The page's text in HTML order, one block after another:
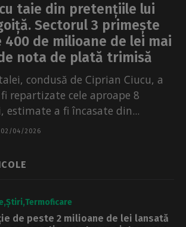
taie din pretențiile lui
Sectorul 3 primește
400 de milioane de lei mai
nota de plată trimisă
condusă de Ciprian Ciucu, a
repartizate cele aproape 8
estimate a fi încasate din...
02/04/2026
Știri Termoficare
de peste 2 milioane de lei lansată